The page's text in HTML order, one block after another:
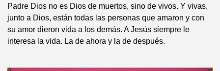
Padre Dios no es Dios de muertos, sino de vivos. Y vivas,
junto a Dios, están todas las personas que amaron y con
su amor dieron vida a los demás. A Jesús siempre le
interesa la vida. La de ahora y la de después.